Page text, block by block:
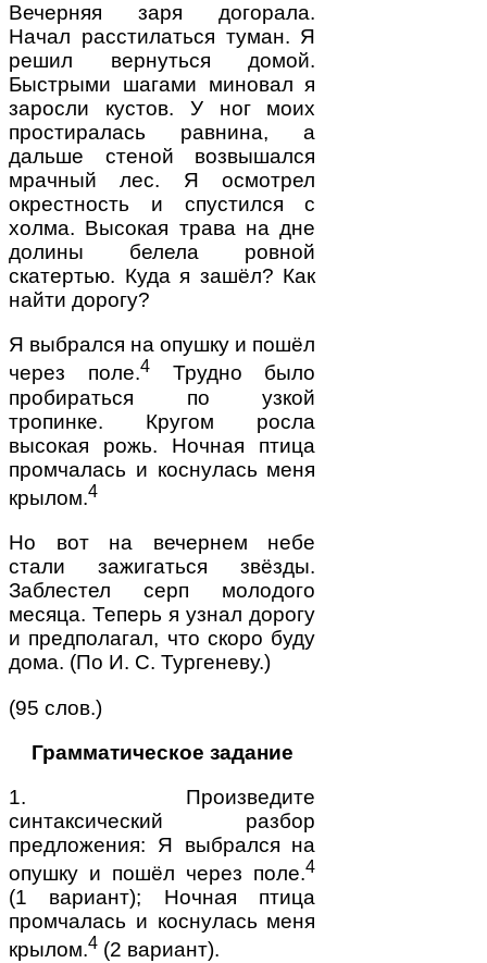
Вечерняя заря догорала.
Начал расстилаться туман. Я
решил вернуться домой.
Быстрыми шагами миновал я
заросли кустов. У ног моих
простиралась равнина, а
дальше стеной возвышался
мрачный лес. Я осмотрел
окрестность и спустился с
холма. Высокая трава на дне
долины белела ровной
скатертью. Куда я зашёл? Как
найти дорогу?
Я выбрался на опушку и пошёл
через поле.4Трудно было
пробираться по узкой
тропинке. Кругом росла
высокая рожь. Ночная птица
промчалась и коснулась меня
крылом.4
Но вот на вечернем небе
стали зажигаться звёзды.
Заблестел серп молодого
месяца. Теперь я узнал дорогу
и предполагал, что скоро буду
дома. (По И. С. Тургеневу.)
(95 слов.)
Грамматическое задание
1. Произведите
синтаксический разбор
предложения: Я выбрался на
опушку и пошёл через поле.4
(1 вариант); Ночная птица
промчалась и коснулась меня
крылом.4 (2 вариант).